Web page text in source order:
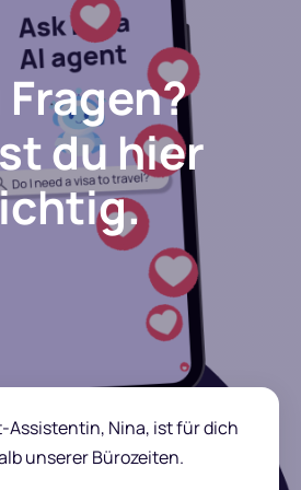
du hier
Assistentin, Nina, ist für dich
unserer Bürozeiten.